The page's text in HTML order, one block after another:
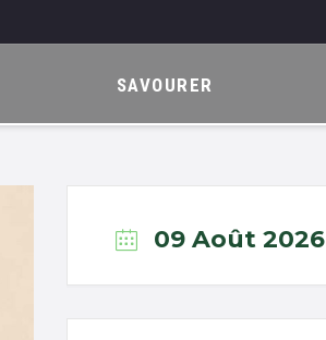
SAVOURER
09 Août 2026